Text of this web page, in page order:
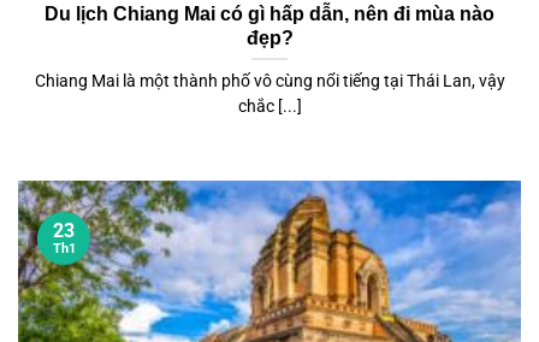
Du lịch Chiang Mai có gì hấp dẫn, nên đi mùa nào
đẹp?
Chiang Mai là một thành phố vô cùng nổi tiếng tại Thái Lan, vậy
chắc [...]
23
Th1